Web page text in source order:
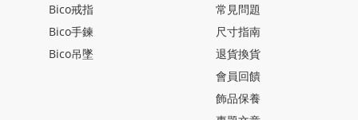
Bico戒指
Bico手鍊
Bico吊墜
常見問題
尺寸指南
退貨換貨
會員回饋
飾品保養